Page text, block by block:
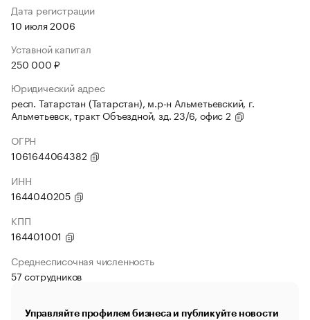
Дата регистрации
10 июля 2006
Уставной капитал
250 000 ₽
Юридический адрес
респ. Татарстан (Татарстан), м.р-н Альметьевский, г.
Альметьевск, тракт Объездной, зд. 23/6, офис 2
ОГРН
1061644064382
ИНН
1644040205
КПП
164401001
Среднесписочная численность
57 сотрудников
Управляйте профилем бизнеса и публикуйте новости